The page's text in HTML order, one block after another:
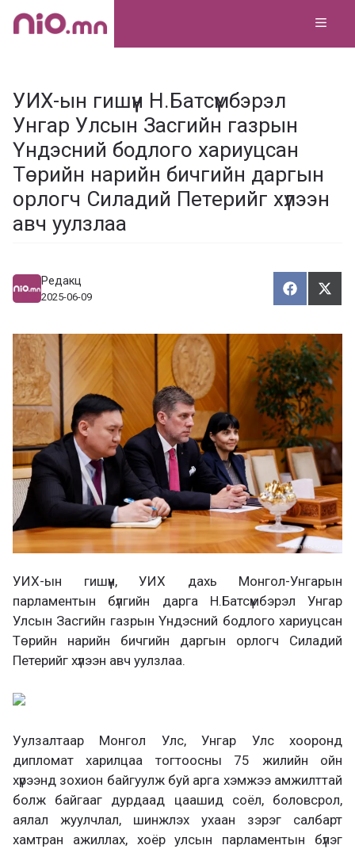
Skip
УИХ-ын гишүүн Н.Батсүмбэрэл
Унгар Улсын Засгийн газрын
Үндэсний бодлого хариуцсан
Төрийн нарийн бичгийн даргын
орлогч Силадий Петерийг хүлээн
авч уулзлаа
Редакц
2025-06-09
Х
у
а
а
л
ц
а
х
Т
э
э
х
УИХ-ын гишүүн, УИХ дахь Монгол-Унгарын
парламентын бүлгийн дарга Н.Батсүмбэрэл Унгар
Улсын Засгийн газрын Үндэсний бодлого хариуцсан
Төрийн нарийн бичгийн даргын орлогч Силадий
Петерийг хүлээн авч уулзлаа.
Уулзалтаар Монгол Улс, Унгар Улс хооронд
дипломат харилцаа тогтоосны 75 жилийн ойн
хүрээнд зохион байгуулж буй арга хэмжээ амжилттай
болж байгааг дурдаад цаашид соёл, боловсрол,
аялал жуулчлал, шинжлэх ухаан зэрэг салбарт
хамтран ажиллах, хоёр улсын парламентын бүлэг